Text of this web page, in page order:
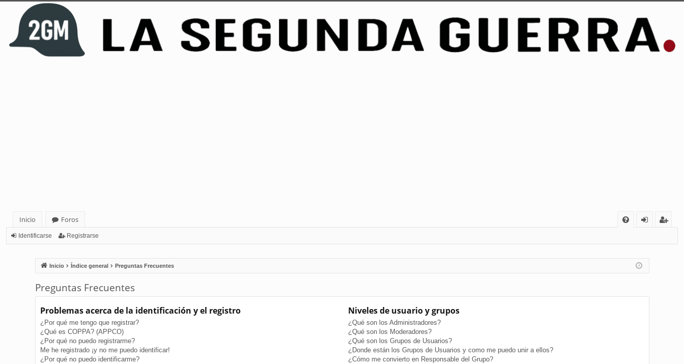
Inicio
Foros
rs
Identificarse Registrarse
Inicio Índice general Preguntas Frecuentes
Preguntas Frecuentes
Problemas acerca de la identificación y el registro
¿Por qué me tengo que registrar?
¿Qué es COPPA? (APPCO)
¿Por qué no puedo registrarme?
Me he registrado ¡y no me puedo identificar!
¿Por qué no puedo identificarme?
Niveles de usuario y grupos
¿Qué son los Administradores?
¿Qué son los Moderadores?
¿Qué son los Grupos de Usuarios?
¿Donde están los Grupos de Usuarios y como me puedo unir a ellos?
¿Cómo me convierto en Responsable del Grupo?